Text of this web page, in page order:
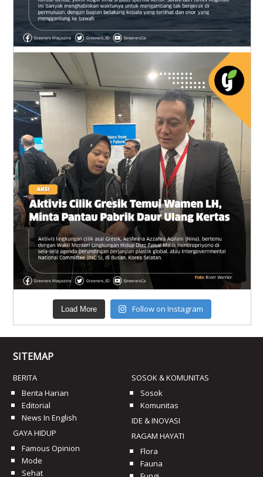
Load More Follow on Instagram
SITEMAP
BERITA
Berita Harian
Editorial
News In English
GAYA HIDUP
Famous Opinion
Mode
Sehat
SOSOK & KOMUNITAS
Sosok
Komunitas
IDE & INOVASI
RAGAM HAYATI
Flora
Fauna